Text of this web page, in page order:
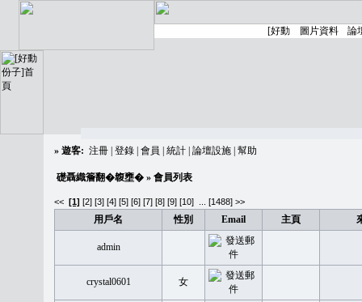
» 遊客: 注冊 登錄 會員 統計 論壇設施 幫助
礎聶織簷翻�䪖壅� » 會員列表
<< [1] [2] [3] [4] [5] [6] [7] [8] [9] [10] [1488] >>
用戶名 性別 Email 主頁
admin
crystal0601 女